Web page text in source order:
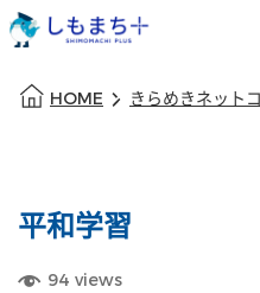
HOME きらめきネット
平和学習
94 views